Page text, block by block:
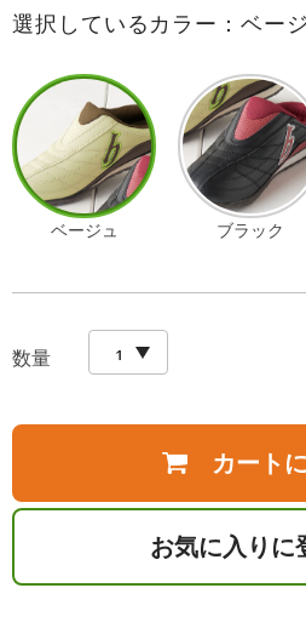
選択しているカラー：ベー
ベージュ ブラック
数量
カート
お気に入りに